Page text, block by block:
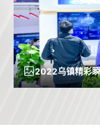
2022-05-26
中国产品-冬奥
2022乌镇精彩